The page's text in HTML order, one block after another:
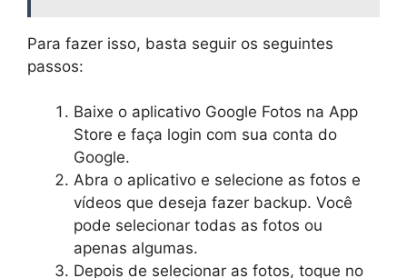
Para fazer isso, basta seguir os seguintes
passos:
Baixe o aplicativo Google Fotos na App
Store e faça login com sua conta do
Google.
Abra o aplicativo e selecione as fotos e
vídeos que deseja fazer backup. Você
pode selecionar todas as fotos ou
apenas algumas.
Depois de selecionar as fotos, toque no